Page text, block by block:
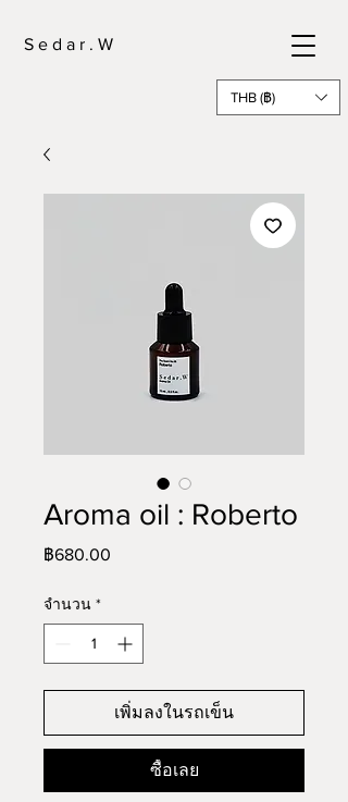
S e d a r . W
THB (฿)
Aroma oil : Roberto
฿680.00
จำนวน *
เพิ่มลงในรถเข็น
ซื้อเลย